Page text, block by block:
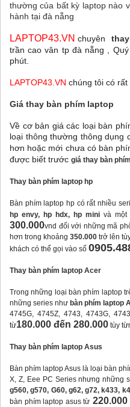
thường của bất kỳ laptop nào
hành tại đà nẵng
LAPTOP43.VN chuyên
trần cao vân tp đà nẵng ,
phút.
LAPTOP43.VN chúng tôi có
Giá thay bàn phím laptop
Về cơ bản giá các loại bàn
loại thông thường thông dụng
hơn hoặc mới chưa có bàn
được biết trước giá thay bàn
Thay bàn phím laptop hp
Bàn phím laptop hp có rất nhiều
hp envy, hp hdx, hp minivà
300.000vnd đối với những mã
hơn trong khoảng350.000 trở lên
khách có thể gọi vào số
Thay bàn phím laptop Acer
Trong những loại bàn phím laptop
những series như bàn phím laptop
4745G, 4745Z, 4743, 4743G,
từ180.000 đến 280.000 tùy
Thay bàn phím laptop Asus
Bàn phím laptop Asus là loại bàn
X, Z, Eee PC Series nhưng những
g560, g570, G60, g62, g72, k433,
bàn phím laptop asus từ